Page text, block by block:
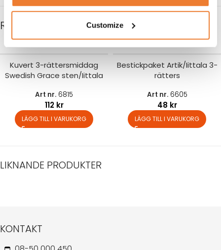
Customize
RELATERADE PRODUKTER
Kuvert 3-rättersmiddag
Swedish Grace sten/Iittala
Art nr. 6815
112 kr
LÄGG TILL I VARUKORG
Bestickpaket Artik/Iittala 3-
rätters
Art nr. 6605
48 kr
LÄGG TILL I VARUKORG
LIKNANDE PRODUKTER
KONTAKT